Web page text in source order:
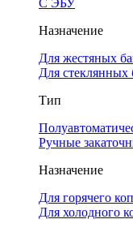
С ЭБУ
Назначение
Для жестяных
Для стеклянных
Тип
Ручные
Назначение
Для горячего
Для холодного